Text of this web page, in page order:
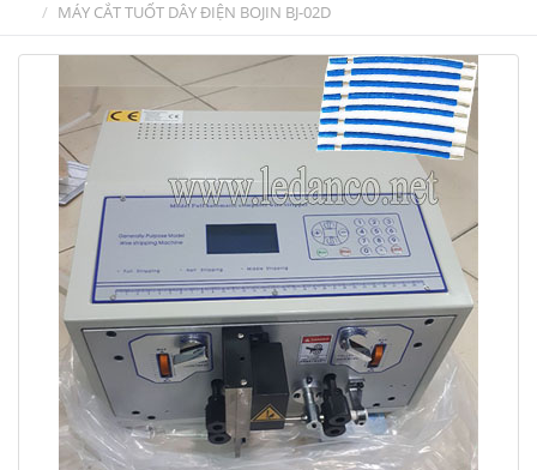
MÁY CẮT TUỐT DÂY ĐIỆN BOJIN BJ-02D